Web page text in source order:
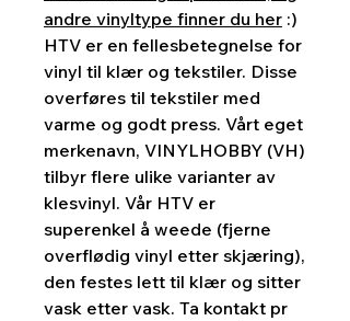
andre vinyltype finner du her :)
HTV er en fellesbetegnelse for
vinyl til klær og tekstiler. Disse
overføres til tekstiler med
varme og godt press. Vårt eget
merkenavn, VINYLHOBBY (VH)
tilbyr flere ulike varianter av
klesvinyl. Vår HTV er
superenkel å weede (fjerne
overflødig vinyl etter skjæring),
den festes lett til klær og sitter
vask etter vask. Ta kontakt pr